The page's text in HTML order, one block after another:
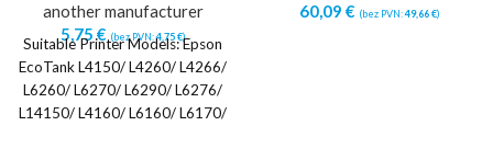
another manufacturer
5,75€ (bez PVN:4,75€)
Suitable Printer Models: Epson
EcoTank L4150/ L4260/ L4266/
L6260/ L6270/ L6290/ L6276/
L14150/ L4160/ L6160/ L6170/
60,09 € (bez PVN:49,66€)